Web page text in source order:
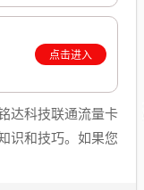
点击进入
达科技联通流量卡
识和技巧。如果您